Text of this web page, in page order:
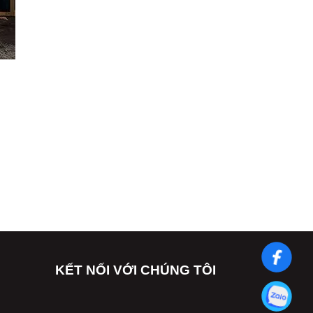
KẾT NỐI VỚI CHÚNG TÔI